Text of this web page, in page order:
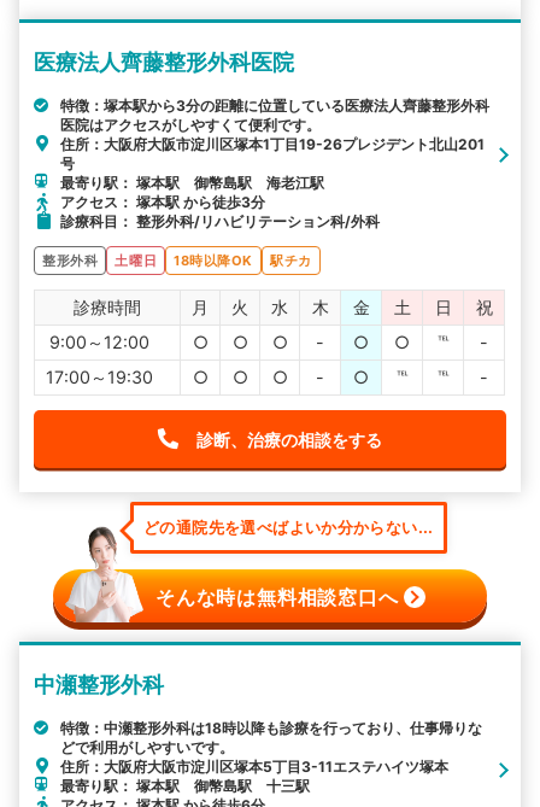
医療法人齊藤整形外科医院
特徴：塚本駅から3分の距離に位置している医療法人齊藤整形外科
医院はアクセスがしやすくて便利です。
住所：大阪府大阪市淀川区塚本1丁目19-26プレジデント北山201
号
最寄り駅： 塚本駅 御幣島駅 海老江駅
アクセス： 塚本駅 から徒歩3分
診療科目： 整形外科/リハビリテーション科/外科
整形外科 土曜日 18時以降OK 駅チカ
診療時間 月 火 水 木 金 土 日
祝
9:00～12:00
○ ○ ○ - ○ ○ ℡
-
17:00～19:30
○ ○ ○ - ○ ℡ ℡ -
診断、治療の相談をする
どの通院先を選べばよいか分からない...
そんな時は無料相談窓口へ
中瀬整形外科
特徴：中瀬整形外科は18時以降も診療を行っており、仕事帰りな
どで利用がしやすいです。
住所：大阪府大阪市淀川区塚本5丁目3-11エステハイツ塚本
最寄り駅： 塚本駅 御幣島駅 十三駅